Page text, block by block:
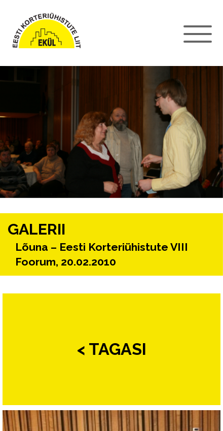
GALERII
Lõuna – Eesti Korteriühistute VIII
Foorum, 20.02.2010
< TAGASI